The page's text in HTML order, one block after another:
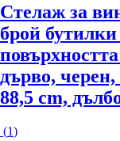
Стелаж за
брой
дърво,
88,5 cm,
(1)